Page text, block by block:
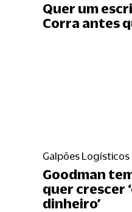
Quer um
Corra antes
Galpões Logísticos
Goodman
quer crescer
dinheiro’